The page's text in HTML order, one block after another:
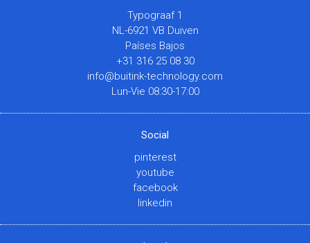
Typograaf 1
NL-6921 VB Duiven
Países Bajos
+31 316 25 08 30
info@buitink-technology.com
Lun-Vie 08:30-17:00
Social
pinterest
youtube
facebook
linkedin